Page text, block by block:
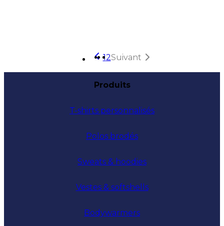
12Suivant
Produits
T-shirts personnalisés
Polos brodés
Sweats & hoodies
Vestes & softshells
Bodywarmers